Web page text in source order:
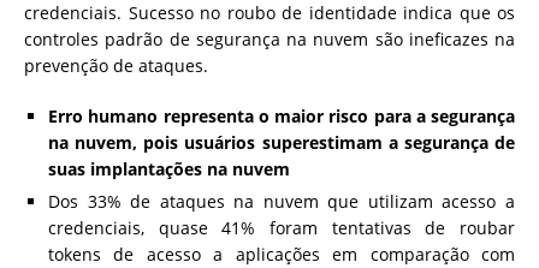
credenciais. Sucesso no roubo de identidade indica que os
controles padrão de segurança na nuvem são ineficazes na
prevenção de ataques.
Erro humano representa o maior risco para a segurança
na nuvem, pois usuários superestimam a segurança de
suas implantações na nuvem
Dos 33% de ataques na nuvem que utilizam acesso a
credenciais, quase 41% foram tentativas de roubar
tokens de acesso a aplicações em comparação com